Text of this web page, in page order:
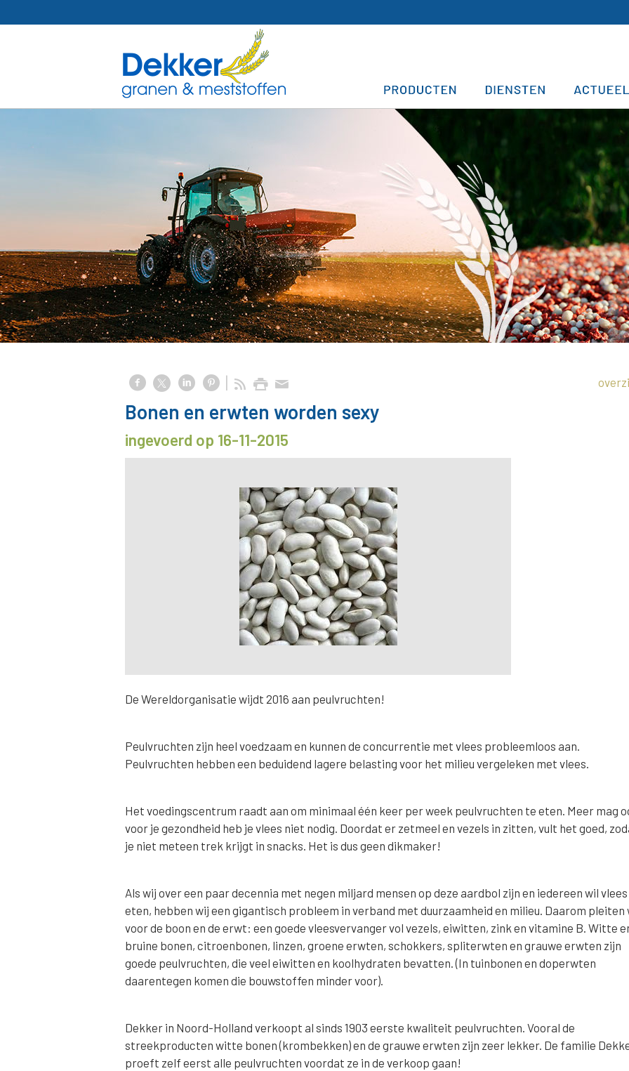
Bonen en erwten worden sexy
ingevoerd op 16-11-2015
De Wereldorganisatie wijdt 2016 aan peulvruchten!
Peulvruchten zijn heel voedzaam en kunnen de concurrentie met vlees probleemloos aan.
Peulvruchten hebben een beduidend lagere belasting voor het milieu vergeleken met vlees.
Het voedingscentrum raadt aan om minimaal één keer per week peulvruchten te eten. Meer mag
voor je gezondheid heb je vlees niet nodig. Doordat er zetmeel en vezels in zitten, vult het goed,
je niet meteen trek krijgt in snacks. Het is dus geen dikmaker!
Als wij over een paar decennia met negen miljard mensen op deze aardbol zijn en iedereen wil vlees
eten, hebben wij een gigantisch probleem in verband met duurzaamheid en milieu. Daarom pleiten
voor de boon en de erwt: een goede vleesvervanger vol vezels, eiwitten, zink en vitamine B. Witte
bruine bonen, citroenbonen, linzen, groene erwten, schokkers, spliterwten en grauwe erwten zijn
goede peulvruchten, die veel eiwitten en koolhydraten bevatten. (In tuinbonen en doperwten
daarentegen komen die bouwstoffen minder voor).
Dekker in Noord-Holland verkoopt al sinds 1903 eerste kwaliteit peulvruchten. Vooral de
streekproducten witte bonen (krombekken) en de grauwe erwten zijn zeer lekker. De familie
proeft zelf eerst alle peulvruchten voordat ze in de verkoop gaan!